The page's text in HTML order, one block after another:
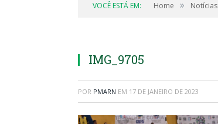
VOCÊ ESTÁ EM: Home » Notícias
IMG_9705
POR PMARN EM 17 DE JANEIRO DE 2023